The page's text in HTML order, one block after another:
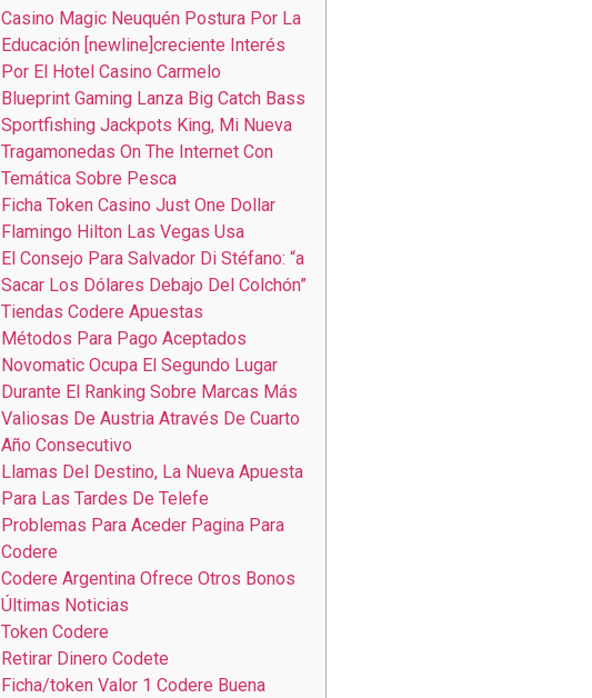
Casino Magic Neuquén Postura Por La
Educación [newline]creciente Interés
Por El Hotel Casino Carmelo
Blueprint Gaming Lanza Big Catch Bass
Sportfishing Jackpots King, Mi Nueva
Tragamonedas On The Internet Con
Temática Sobre Pesca
Ficha Token Casino Just One Dollar
Flamingo Hilton Las Vegas Usa
El Consejo Para Salvador Di Stéfano: “a
Sacar Los Dólares Debajo Del Colchón”
Tiendas Codere Apuestas
Métodos Para Pago Aceptados
Novomatic Ocupa El Segundo Lugar
Durante El Ranking Sobre Marcas Más
Valiosas De Austria Através De Cuarto
Año Consecutivo
Llamas Del Destino, La Nueva Apuesta
Para Las Tardes De Telefe
Problemas Para Aceder Pagina Para
Codere
Codere Argentina Ofrece Otros Bonos
Últimas Noticias
Token Codere
Retirar Dinero Codete
Ficha/token Valor 1 Codere Buena